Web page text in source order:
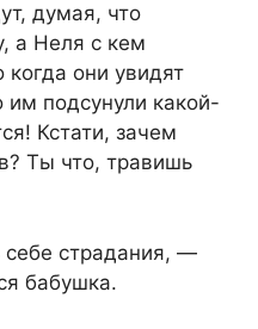
думая, что
а Неля с кем
они увидят
им подсунули какой-
Кстати, зачем
Ты что, травишь
страдания, —
бабушка.